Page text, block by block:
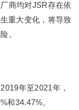
商均对JSR存在依
重大变化，将导致
。
年至2021年，
和34.47%。